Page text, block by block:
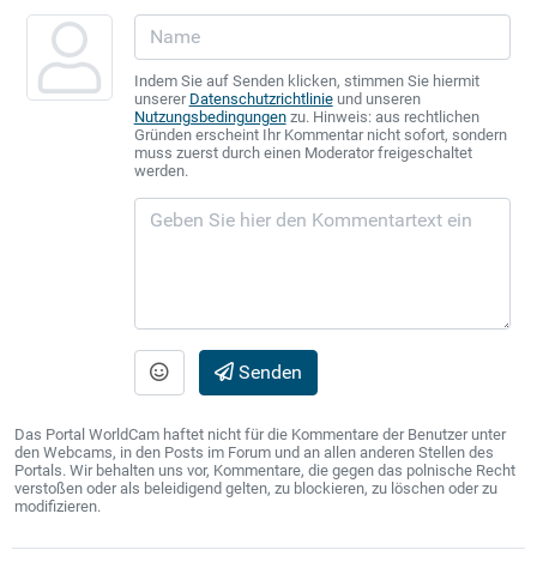
Indem Sie auf Senden klicken, stimmen Sie hiermit
unserer Datenschutzrichtlinieund unseren
Nutzungsbedingungenzu. Hinweis: aus rechtlichen
Gründen erscheint Ihr Kommentar nicht sofort, sondern
muss zuerst durch einen Moderator freigeschaltet
werden.
Senden
Das Portal WorldCam haftet nicht für die Kommentare der Benutzer unter
den Webcams, in den Posts im Forum und an allen anderen Stellen des
Portals. Wir behalten uns vor, Kommentare, die gegen das polnische Recht
verstoßen oder als beleidigend gelten, zu blockieren, zu löschen oder zu
modifizieren.